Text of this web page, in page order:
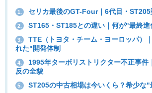
1. セリカ最後のGT-Four｜6代目・ST205
2. ST165・ST185との違い｜何が"最終
3.
TTE（トヨタ・チーム・ヨーロッパ）
れた"開発体制
4.
1995年ターボリストリクター不正事
反の全貌
5. ST205の中古相場は今いくら？希少な